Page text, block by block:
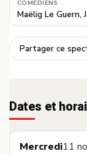
COMÉDIENS
Maëlig Le Guern,
Partager ce
·
Dates et
Mercredi11